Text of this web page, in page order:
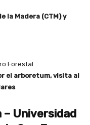
la Madera (CTM) y
Forestal
el arboretum, visita al
– Universidad